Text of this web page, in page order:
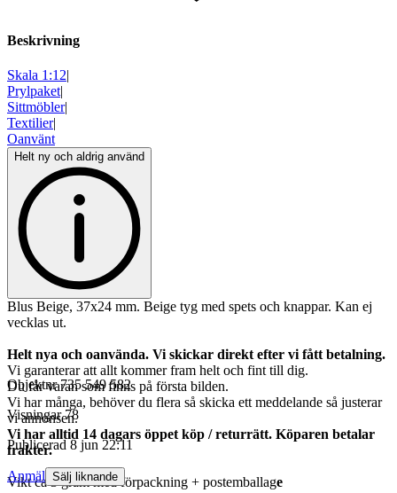
Beskrivning
Skala 1:12|
Prylpaket|
Sittmöbler|
Textilier|
Oanvänt
Helt ny och aldrig använd
Blus Beige, 37x24 mm. Beige tyg med spets och knappar. Kan ej
vecklas ut.
Helt nya och oanvända. Vi skickar direkt efter vi fått betalning.
Vi garanterar att allt kommer fram helt och fint till dig.
Du får varan som finns på första bilden.
Vi har många, behöver du flera så skicka ett meddelande så justerar
vi annonsen.
Vi har alltid 14 dagars öppet köp / returrätt. Köparen betalar
frakter.
Vikt ca 3 gram med förpackning + postemballage
Objektnr 735 549 582
Visningar 78
Publicerad 8 jun 22:11
Anmäl Sälj liknande